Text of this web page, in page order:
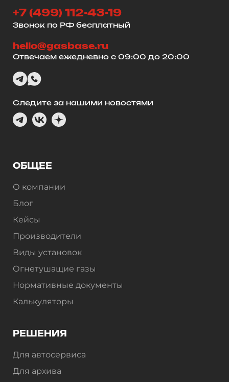
ОБЩЕЕ
О компании
Блог
Кейсы
Производители
Виды установок
Огнетушащие газы
Нормативные документы
Калькуляторы
РЕШЕНИЯ
Для автосервиса
Для архива
+7 (499) 112-43-19
Звонок по РФ бесплатный
hello@gasbase.ru
Отвечаем ежедневно с 09:00 до 20:00
Следите за нашими новостями